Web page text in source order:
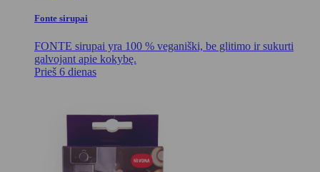
Fonte sirupai
FONTE sirupai yra 100 % veganiški, be glitimo ir sukurti
galvojant apie kokybę.
Prieš 6 dienas